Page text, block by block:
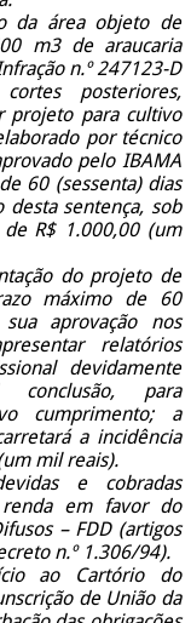
da área objeto de
m3 de araucaria
n.º 247123-D
posteriores,
projeto para cultivo
por técnico
pelo IBAMA
60 (sessenta) dias
sentença, sob
R$ 1.000,00 (um
do projeto de
máximo de 60
aprovação nos
relatórios
devidamente
para
cumprimento; a
a incidência
mil reais).
e cobradas
em favor do
– FDD (artigos
n.º 1.306/94).
ao Cartório do
de União da